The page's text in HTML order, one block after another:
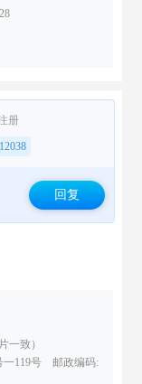
册
回复
一致）
一119号 邮政编码: